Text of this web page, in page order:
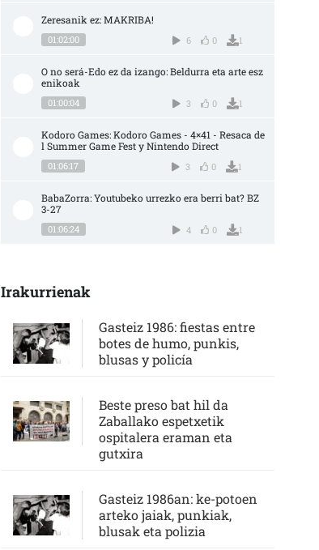
Zeresanik ez: MAKRIBA!
01:02:00 6 0 1
O no será-Edo ez da izango: Beldurra eta arte esz
enikoak
01:00:04 3 0 1
Kodoro Games: Kodoro Games - 4×41 - Resaca de
l Summer Game Fest y Nintendo Direct
01:06:17 3 0 1
BabaZorra: Youtubeko urrezko era berri bat? BZ
3-27
01:06:24 4 0 1
Irakurrienak
Gasteiz 1986: fiestas entre
botes de humo, punkis,
blusas y policía
Beste preso bat hil da
Zaballako espetxetik
ospitalera eraman eta
gutxira
Gasteiz 1986an: ke-potoen
arteko jaiak, punkiak,
blusak eta polizia